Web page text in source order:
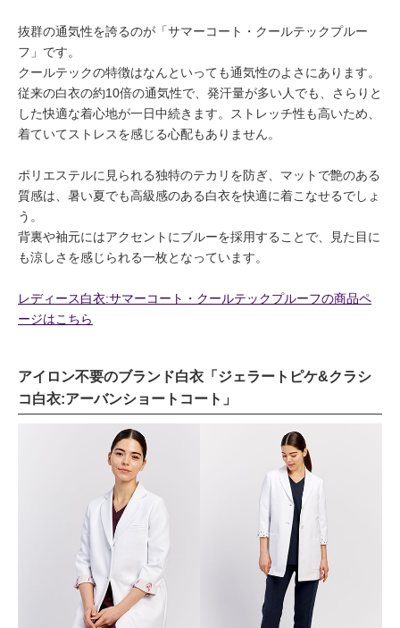
抜群の通気性を誇るのが「サマーコート・クールテックプルー
フ」です。
クールテックの特徴はなんといっても通気性のよさにあります。
従来の白衣の約10倍の通気性で、発汗量が多い人でも、さらりと
した快適な着心地が一日中続きます。ストレッチ性も高いため、
着ていてストレスを感じる心配もありません。
ポリエステルに見られる独特のテカリを防ぎ、マットで艶のある
質感は、暑い夏でも高級感のある白衣を快適に着こなせるでしょ
う。
背裏や袖元にはアクセントにブルーを採用することで、見た目に
も涼しさを感じられる一枚となっています。
レディース白衣:サマーコート・クールテックプルーフの商品ペ
ージはこちら
アイロン不要のブランド白衣「ジェラートピケ&クラシ
コ白衣:アーバンショートコート」